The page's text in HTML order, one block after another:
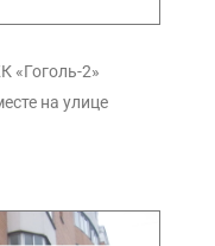
«Гоголь-2»
на улице